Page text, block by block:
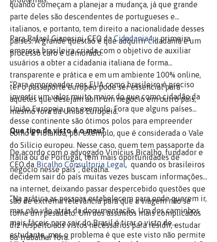
quando começam a planejar a mudança, já que grande
parte deles são descendentes de portugueses e
italianos, e portanto, tem direito a nacionalidade desses
países. A grande questão é que adquirir cidadania é um
processo caro e demorado.
Para Rafael Gianesini, CEO daCidadania4u, primeira
empresa brasileira criada com o objetivo de auxiliar
usuários a obter a cidadania italiana de forma
transparente e prática e em um ambiente 100% online,
ter o passaporte europeu pode ser essencial para
aqueles que desejam abrir um negócio em outro país,
mesmo fora da União Europeia.
“Para empreender nos EUA como brasileiro é preciso
investir um valor muito maior do que como cidadão da
União Europeia, por exemplo. Fora que alguns países
desse continente são ótimos polos para empreender
como a Holanda, por exemplo, que é considerada o Vale
do Silício europeu. Nesse caso, quem tem passaporte da
Itália ou de Portugal, tem mais oportunidades de
negócio nesse país”, detalha.
Que tipo de visto é o meu?
De acordo com o advogado Vinícius Bicalho, fundador e
CEO da Bicalho Consultoria Legal, quando os brasileiros
decidem sair do país muitas vezes buscam informações
na internet, deixando passar despercebido questões que
são de extrema relevância para que a viagem não se
torne um pesadelo. Um dos assuntos mais complicados
diz respeito aos vistos necessários para residir, estudar
ou trabalhar fora.
“Na prática as pessoas estabelecem para onde querem ir,
mas não vão atrás da documentação. Um dos caminhos
mais fáceis para sair do Brasil é tirar o visto de
estudante, mas o problema é que este visto não permite